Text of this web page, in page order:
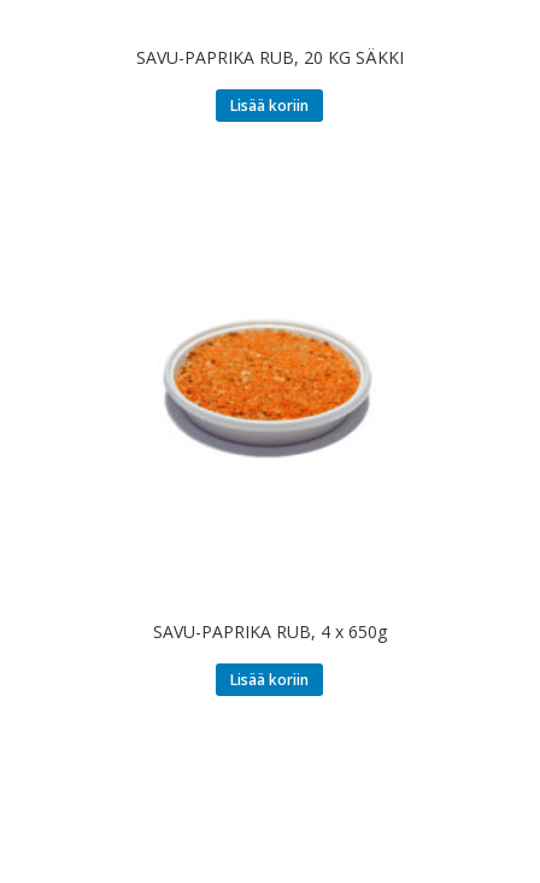
SAVU-PAPRIKA RUB, 20 KG SÄKKI
Lisää koriin
SAVU-PAPRIKA RUB, 4 x 650g
Lisää koriin